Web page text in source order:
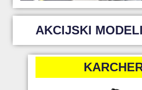
AKCIJSKI